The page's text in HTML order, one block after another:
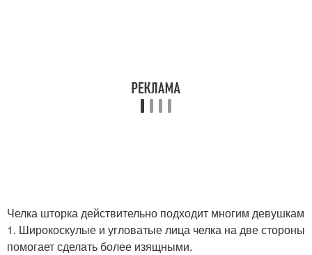
Челка шторка действительно подходит многим девушкам
1. Широкоскулые и угловатые лица челка на две стороны
помогает сделать более изящными.